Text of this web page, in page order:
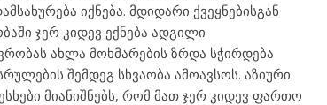
იქნება. მდიდარი ქვეყნებისგან
ჯერ კიდევ ექნება ადგილი
ახლა მოხმარების ზრდა სჭირდება
შემდეგ სხვაობა ამოავსოს. აზიური
მიანიშნებს, რომ მათ ჯერ კიდევ ფართო